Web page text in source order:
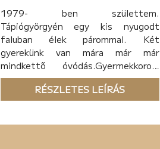
1979- ben születtem.
Tápiógyörgyén egy kis nyugodt
faluban élek párommal. Két
gyerekünk van mára már már
mindkettő óvódás.Gyermekkorom
óta sok alkotó tevékenységet
végeztem. De legjobban a rajzolást,
festést és a számítógépes grafikát
RÉSZLETES LEÍRÁS